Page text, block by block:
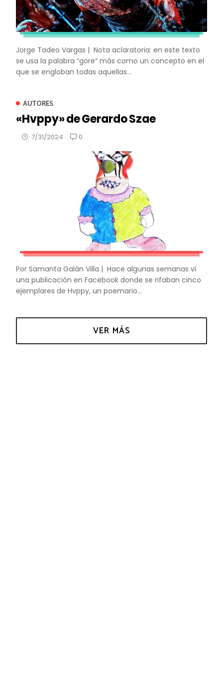
Jorge Tadeo Vargas | Nota aclaratoria: en este texto
se usa la palabra “gore” más como un concepto en el
que se engloban todas aquellas...
AUTORES
«Hvppy» de Gerardo Szae
7/31/2024 0
Por Samanta Galán Villa | Hace algunas semanas vi
una publicación en Facebook donde se rifaban cinco
ejemplares de Hvppy, un poemario...